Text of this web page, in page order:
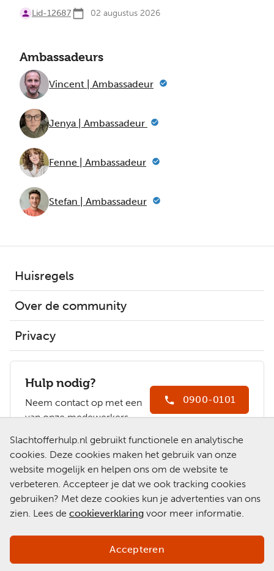
Slachtofferhulp.nl gebruikt functionele en analytische
cookies. Deze cookies maken het gebruik van onze
website mogelijk en helpen ons om de website te
verbeteren. Accepteer je dat we ook tracking cookies
gebruiken? Met deze cookies kun je advertenties van ons
zien. Lees de cookieverklaring voor meer informatie.
Accepteren
Lid-12687 02 augustus 2026
Ambassadeurs
Vincent | Ambassadeur
Jenya | Ambassadeur
Fenne | Ambassadeur
Stefan | Ambassadeur
Huisregels
Over de community
Privacy
Hulp nodig?
Neem contact op met een
van onze medewerkers.
0900-0101
Slachtofferhulp.nl
Chat met een
medewerker